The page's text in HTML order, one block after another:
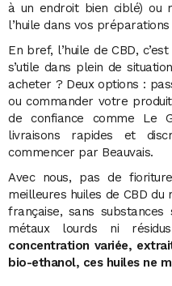
à un endroit bien ciblé) ou
l’huile dans vos préparations
En bref, l’huile de CBD,
s’utile dans plein de
acheter ? Deux options :
ou commander votre
de confiance comme Le
livraisons rapides et
commencer par Beauvais.
Avec nous, pas de
meilleures huiles de CBD
française, sans substances
métaux lourds ni
concentration variée,
bio-ethanol, ces huiles ne